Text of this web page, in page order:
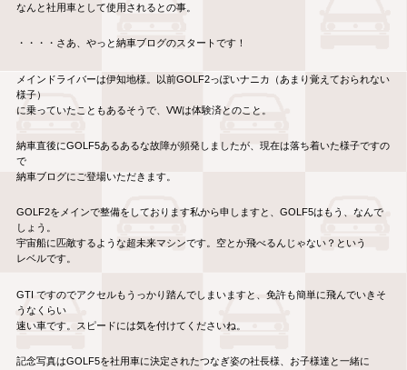
なんと社用車として使用されるとの事。
・・・・さあ、やっと納車ブログのスタートです！
メインドライバーは伊知地様。以前GOLF2っぽいナニカ（あまり覚えておられない
様子）
に乗っていたこともあるそうで、VWは体験済とのこと。
納車直後にGOLF5あるあるな故障が頻発しましたが、現在は落ち着いた様子ですの
で
納車ブログにご登場いただきます。
GOLF2をメインで整備をしております私から申しますと、GOLF5はもう、なんで
しょう。
宇宙船に匹敵するような超未来マシンです。空とか飛べるんじゃない？という
レベルです。
GTI ですのでアクセルもうっかり踏んでしまいますと、免許も簡単に飛んでいきそ
うなくらい
速い車です。スピードには気を付けてくださいね。
記念写真はGOLF5を社用車に決定されたつなぎ姿の社長様、お子様達と一緒に